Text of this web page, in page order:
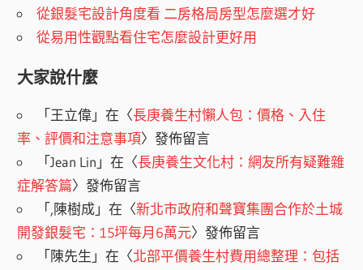
從銀髮宅設計角度看 二房格局房型怎麼選才好
從易用性觀點看住宅怎麼設計更好用
大家說什麼
「王立偉」在〈長庚養生村懶人包：價格、入住
率、評價和注意事項〉發佈留言
「Jean Lin 」在〈長庚養生文化村：網友所有疑難雜
症解答篇〉發佈留言
「,陳樹成」在〈新北市政府和聲寶集團合作於土城
開發銀髮宅：15坪每月6萬元〉發佈留言
「陳先生 」在〈北部平價養生村費用總整理：包括